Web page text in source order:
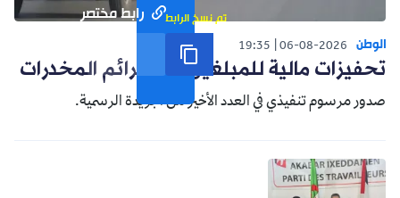
رابط مختصر تم نسخ الرابط
الوطن 06-08-2026
19:35
تحفيزات مالية للمبلغين عن جرائم المخدرات
صدور مرسوم تنفيذي في العدد الأخير من الجريدة الرسمية.